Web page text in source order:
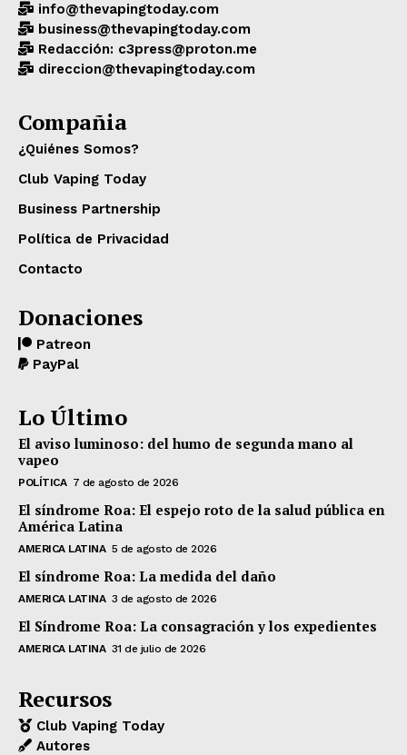
info@thevapingtoday.com
business@thevapingtoday.com
Redacción: c3press@proton.me
direccion@thevapingtoday.com
Compañia
¿Quiénes Somos?
Club Vaping Today
Business Partnership
Política de Privacidad
Contacto
Donaciones
Patreon
PayPal
Lo Último
El aviso luminoso: del humo de segunda mano al
vapeo
POLÍTICA 7 de agosto de 2026
El síndrome Roa: El espejo roto de la salud pública en
América Latina
AMERICA LATINA 5 de agosto de 2026
El síndrome Roa: La medida del daño
AMERICA LATINA 3 de agosto de 2026
El Síndrome Roa: La consagración y los expedientes
AMERICA LATINA 31 de julio de 2026
Recursos
Club Vaping Today
Autores